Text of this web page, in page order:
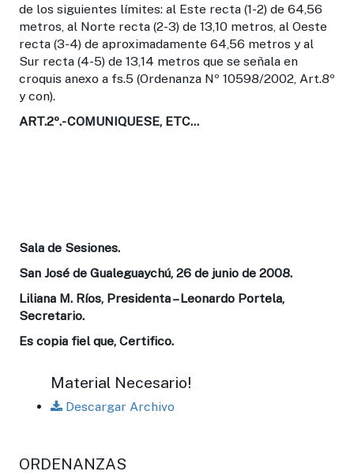
de los siguientes límites: al Este recta (1-2) de 64,56
metros, al Norte recta (2-3) de 13,10 metros, al Oeste
recta (3-4) de aproximadamente 64,56 metros y al
Sur recta (4-5) de 13,14 metros que se señala en
croquis anexo a fs.5 (Ordenanza Nº 10598/2002, Art.8º
y con).
ART.2º.-COMUNIQUESE, ETC…
Sala de Sesiones.
San José de Gualeguaychú, 26 de junio de 2008.
Liliana M. Ríos, Presidenta – Leonardo Portela,
Secretario.
Es copia fiel que, Certifico.
Material Necesario!
Descargar Archivo
ORDENANZAS